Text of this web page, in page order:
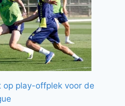
op play-offplek voor de